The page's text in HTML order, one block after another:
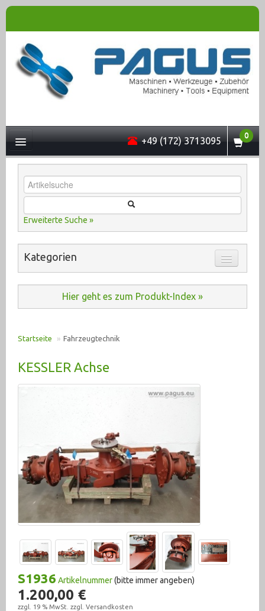
+49 (172) 3713095
0
UNTERNEHMEN
MASCHINEN
ONLINESHOP
Erweiterte Suche »
Kategorien
Automation (485)
Baumaschinen (20)
Fahrzeugtechnik (192)
Krane, Hebetechnik (378)
Lagertechnik (275)
Maschinenzubehör (2608)
Materialtransport (95)
Messtechnik (1007)
Metallbearbeitungsmaschinen (321)
Pneumatik (1767)
Hier geht es zum Produkt-Index »
Startseite » Fahrzeugtechnik
KESSLER Achse
S1936 Artikelnummer(bitte immer angeben)
1.200,00 €
zzgl. 19 % MwSt. zzgl. Versandkosten